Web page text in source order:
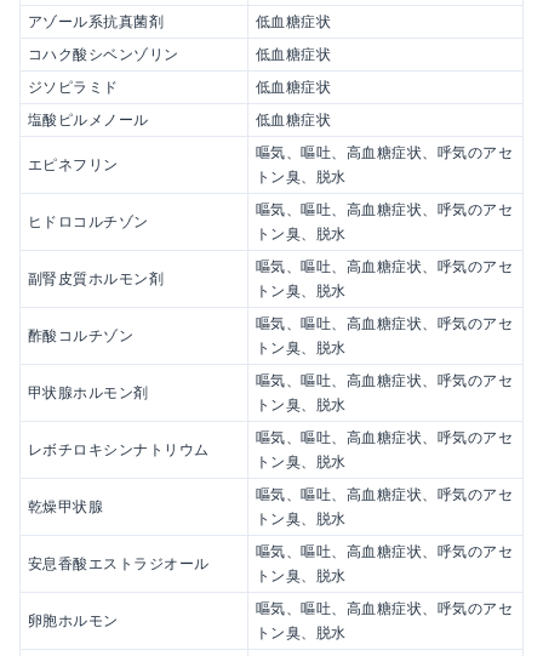
アゾール系抗真菌剤
低血糖症状
コハク酸シベンゾリン
低血糖症状
ジソピラミド
低血糖症状
塩酸ピルメノール
低血糖症状
エピネフリン
嘔気、嘔吐、高血糖症状、呼気のアセ
トン臭、脱水
ヒドロコルチゾン
嘔気、嘔吐、高血糖症状、呼気のアセ
トン臭、脱水
副腎皮質ホルモン剤
嘔気、嘔吐、高血糖症状、呼気のアセ
トン臭、脱水
酢酸コルチゾン
嘔気、嘔吐、高血糖症状、呼気のアセ
トン臭、脱水
甲状腺ホルモン剤
嘔気、嘔吐、高血糖症状、呼気のアセ
トン臭、脱水
レボチロキシンナトリウム
嘔気、嘔吐、高血糖症状、呼気のアセ
トン臭、脱水
乾燥甲状腺
嘔気、嘔吐、高血糖症状、呼気のアセ
トン臭、脱水
安息香酸エストラジオール
嘔気、嘔吐、高血糖症状、呼気のアセ
トン臭、脱水
卵胞ホルモン
嘔気、嘔吐、高血糖症状、呼気のアセ
トン臭、脱水